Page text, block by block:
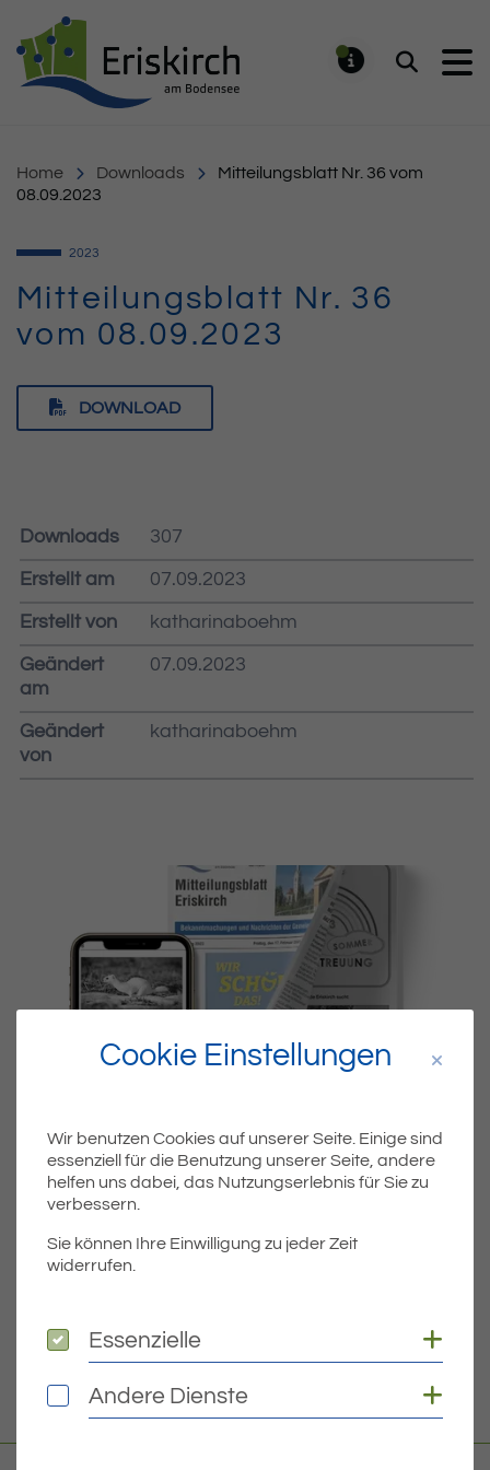
Suchen
Home Downloads
Mitteilungsblatt Nr. 36 vom
08.09.2023
2023
Mitteilungsblatt Nr. 36
vom 08.09.2023
DOWNLOAD
Downloads 307
Erstellt am 07.09.2023
Erstellt von katharinaboehm
Geändert
am
07.09.2023
Geändert
von
katharinaboehm
Dateiname ERIKW3620SEITEN.PDF
Dateigröße
DOWNLOAD
Cookie Einstellungen
Wir benutzen Cookies auf unserer Seite. Einige sind
essenziell für die Benutzung unserer Seite, andere
helfen uns dabei, das Nutzungserlebnis für Sie zu
verbessern.
Sie können Ihre Einwilligung zu jeder Zeit
widerrufen.
Essenzielle
Essenzielle
Andere Dienste
Andere Dienste